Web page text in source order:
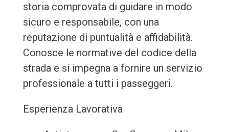
storia comprovata di guidare in modo
sicuro e responsabile, con una
reputazione di puntualità e affidabilità.
Conosce le normative del codice della
strada e si impegna a fornire un servizio
professionale a tutti i passeggeri.
Esperienza Lavorativa